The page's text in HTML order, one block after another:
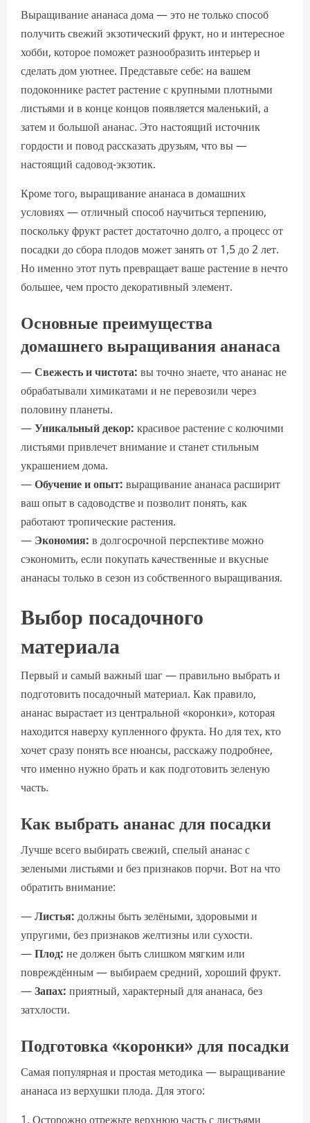
Выращивание ананаса дома — это не только способ
получить свежий экзотический фрукт, но и интересное
хобби, которое поможет разнообразить интерьер и
сделать дом уютнее. Представьте себе: на вашем
подоконнике растет растение с крупными плотными
листьями и в конце концов появляется маленький, а
затем и большой ананас. Это настоящий источник
гордости и повод рассказать друзьям, что вы —
настоящий садовод-экзотик.
Кроме того, выращивание ананаса в домашних
условиях — отличный способ научиться терпению,
поскольку фрукт растет достаточно долго, а процесс от
посадки до сбора плодов может занять от 1,5 до 2 лет.
Но именно этот путь превращает ваше растение в нечто
большее, чем просто декоративный элемент.
Основные преимущества
домашнего выращивания ананаса
—Свежесть и чистота: вы точно знаете, что ананас не
обрабатывали химикатами и не перевозили через
половину планеты.
—Уникальный декор: красивое растение с колючими
листьями привлечет внимание и станет стильным
украшением дома.
—Обучение и опыт: выращивание ананаса расширит
ваш опыт в садоводстве и позволит понять, как
работают тропические растения.
— Экономия: в долгосрочной перспективе можно
сэкономить, если покупать качественные и вкусные
ананасы только в сезон из собственного выращивания.
Выбор посадочного
материала
Первый и самый важный шаг — правильно выбрать и
подготовить посадочный материал. Как правило,
ананас вырастает из центральной «коронки», которая
находится наверху купленного фрукта. Но для тех, кто
хочет сразу понять все нюансы, расскажу подробнее,
что именно нужно брать и как подготовить зеленую
часть.
Как выбрать ананас для посадки
Лучше всего выбирать свежий, спелый ананас с
зелеными листьями и без признаков порчи. Вот на что
обратить внимание:
—Листья: должны быть зелёными, здоровыми и
упругими, без признаков желтизны или сухости.
—Плод: не должен быть слишком мягким или
повреждённым — выбираем средний, хороший фрукт.
—Запах: приятный, характерный для ананаса, без
затхлости.
Подготовка «коронки» для посадки
Самая популярная и простая методика — выращивание
ананаса из верхушки плода. Для этого:
1. Осторожно отрежьте верхнюю часть с листьями